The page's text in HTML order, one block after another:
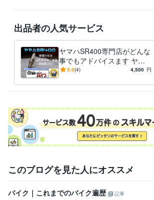
資格・検定
ガソリン2級自動車整備士 取得年 : 1983年
普通自動車運転免許 取得年 : 1981年
普通自動二輪免許 取得年 : 1982年
中型自動車第一種運転免許 取得年 : 1980年
二級自動車整備士（ガソリン・ジーゼル・シャシ
981年
ガス溶接技能者 取得年 : 1980年
得意分野
学習指導・資格・キャリア相談 オートバイの整
学歴
出品者の人気サービス
ヤマハSR400専門店がどんな
事でもアドバイスます ヤマ
ハSR400専門店が全面アドバ
5.0(4) 4,500 円
このブログを見た人にオススメ
バイク｜これまでのバイク遍歴
記事